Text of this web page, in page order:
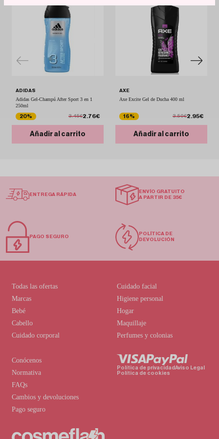
ADIDAS
Adidas Gel-Champú After Sport 3 en 1
250ml
20%
3.45€2.76€
Añadir al carrito
AXE
Axe Excite Gel de Ducha 400 ml
16% 3.50€2.95€
Añadir al carrito
ENTREGA RÁPIDA
ENVÍO GRATUITO
A PARTIR DE 35€
PAGO SEGURO
POLÍTICA DE
DEVOLUCIÓN
Conócenos
Normativa
FAQs
Cambios y devoluciones
Pago seguro
Todas las ofertas
Marcas
Bebé
Cabello
Cuidado corporal
Cuidado facial
Higiene personal
Hogar
Maquillaje
Perfumes y colonias
Política de privacidadAviso Legal
Política de cookies